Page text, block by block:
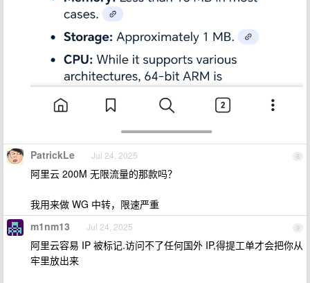
8
PatrickLe Jul 24, 2025
阿里云 200M 无限流量的那款吗？
我用来做 WG 中转，限速严重
9
m1nm13 Jul 24, 2025
阿里云容易 IP 被标记.访问不了任何国外 IP,得提工单才会把你从
牢里放出来